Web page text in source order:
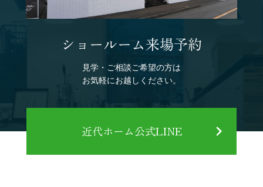
ショールーム来場予約
見学・ご相談ご希望の方は
お気軽にお越しください。
近代ホーム公式LINE